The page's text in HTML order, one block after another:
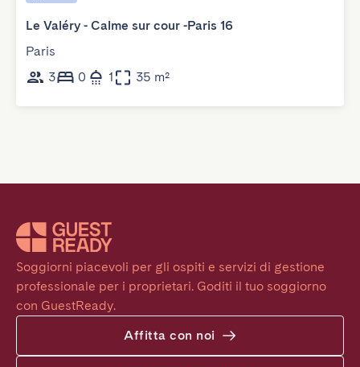
Le Valéry - Calme sur cour -Paris 16
Paris
3
0 1 35 m²
Soggiorni piacevoli per gli ospiti e servizi di gestione
professionale per i proprietari. Goditi il tuo soggiorno
con GuestReady.
Affitta con noi